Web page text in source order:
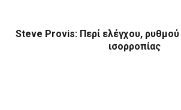
Steve Provis: Περί ελέγχου, ρυθμού
ισορροπίας